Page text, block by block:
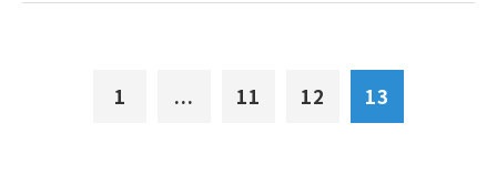
1 ... 11 12 13